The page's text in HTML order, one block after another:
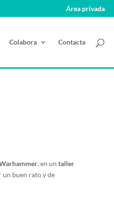
Área privada
Colabora Contacta
, en untaller
un buen rato y de